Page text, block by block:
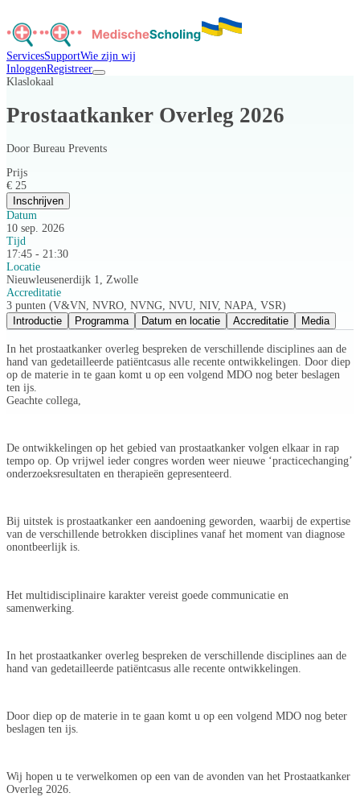
ServicesSupportWie zijn wij
InloggenRegistreer
Klaslokaal
Prostaatkanker Overleg 2026
Door Bureau Prevents
Prijs
€ 25
Inschrijven
Datum
10 sep. 2026
Tijd
17:45 - 21:30
Locatie
Nieuwleusenerdijk 1, Zwolle
Accreditatie
3 punten (V&VN, NVRO, NVNG, NVU, NIV, NAPA, VSR)
Introductie
Programma Datum en locatie Accreditatie Media
In het prostaatkanker overleg bespreken de verschillende disciplines aan de
hand van gedetailleerde patiëntcasus alle recente ontwikkelingen. Door diep
op de materie in te gaan komt u op een volgend MDO nog beter beslagen
ten ijs.
Geachte collega,
De ontwikkelingen op het gebied van prostaatkanker volgen elkaar in rap
tempo op. Op vrijwel ieder congres worden weer nieuwe ‘practicechanging’
onderzoeksresultaten en therapieën gepresenteerd.
Bij uitstek is prostaatkanker een aandoening geworden, waarbij de expertise
van de verschillende betrokken disciplines vanaf het moment van diagnose
onontbeerlijk is.
Het multidisciplinaire karakter vereist goede communicatie en
samenwerking.
In het prostaatkanker overleg bespreken de verschillende disciplines aan de
hand van gedetailleerde patiëntcasus alle recente ontwikkelingen.
Door diep op de materie in te gaan komt u op een volgend MDO nog beter
beslagen ten ijs.
Wij hopen u te verwelkomen op een van de avonden van het Prostaatkanker
Overleg 2026.